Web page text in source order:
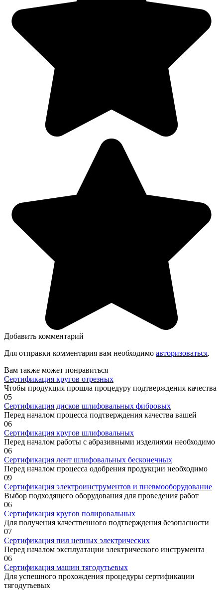
Добавить комментарий
Для отправки комментария вам необходимо авторизоваться.
Вам также может понравиться
Сертификация кругов отрезных
Чтобы продукция прошла процедуру подтверждения качества
05
Сертификация дисков шлифовальных фибровых
Перед началом процесса подтверждения качества вашей
06
Сертификация кругов шлифовальных
Перед началом работы с абразивными изделиями необходимо
06
Сертификация лент шлифовальных бесконечных
Перед началом процесса одобрения продукции необходимо
09
Сертификация электроинструментов и пневмооборудование
Выбор подходящего оборудования для проведения работ
06
Сертификация кругов полировальных
Для получения качественного подтверждения безопасности
07
Сертификация пил цепных электрических
Перед началом эксплуатации электрического инструмента
06
Сертификация машин тягодутьевых
Для успешного прохождения процедуры сертификации
тягодутьевых